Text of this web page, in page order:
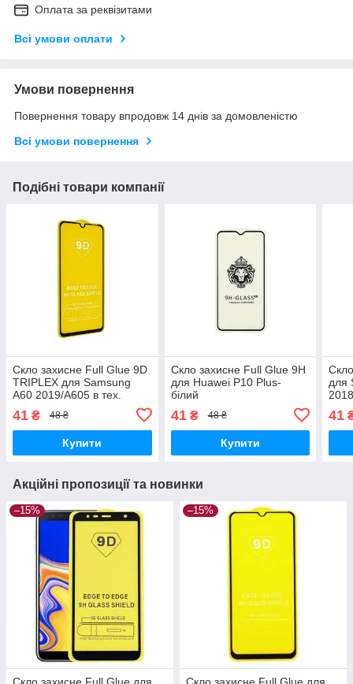
Оплата за реквізитами
Всі умови оплати
Умови повернення
Повернення товару впродовж 14 днів за домовленістю
Всі умови повернення
Подібні товари компанії
Скло захисне Full Glue 9D
TRIPLEX для Samsung
A60 2019/A605 в тех.
41 ₴ 48 ₴
Купити
Скло захисне Full Glue 9H
для Huawei P10 Plus-
білий
41₴ 48 ₴
Купити
для
41
Акційні пропозиції та новинки
–15% –15%